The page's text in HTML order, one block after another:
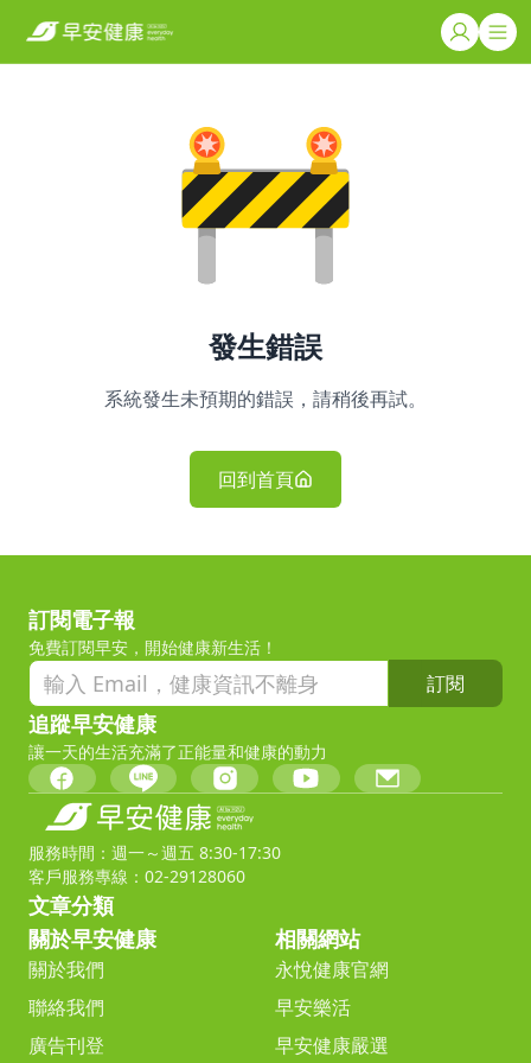
發生錯誤
系統發生未預期的錯誤，請稍後再試。
回到首頁
訂閱電子報
免費訂閱早安，開始健康新生活！
訂閱
追蹤早安健康
讓一天的生活充滿了正能量和健康的動力
服務時間：週一～週五 8:30-17:30
客戶服務專線：02-29128060
文章分類
關於早安健康
關於我們
聯絡我們
廣告刊登
相關網站
永悅健康官網
早安樂活
早安健康嚴選